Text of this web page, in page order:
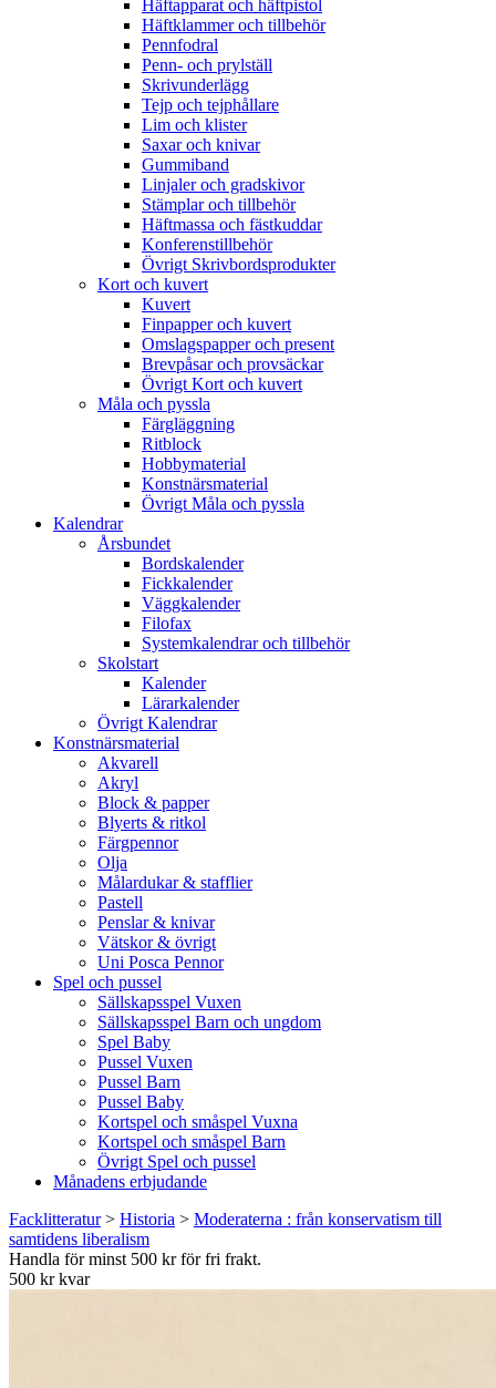
Häftapparat och häftpistol
Häftklammer och tillbehör
Pennfodral
Penn- och prylställ
Skrivunderlägg
Tejp och tejphållare
Lim och klister
Saxar och knivar
Gummiband
Linjaler och gradskivor
Stämplar och tillbehör
Häftmassa och fästkuddar
Konferenstillbehör
Övrigt Skrivbordsprodukter
Kort och kuvert
Kuvert
Finpapper och kuvert
Omslagspapper och present
Brevpåsar och provsäckar
Övrigt Kort och kuvert
Måla och pyssla
Färgläggning
Ritblock
Hobbymaterial
Konstnärsmaterial
Övrigt Måla och pyssla
Kalendrar
Årsbundet
Bordskalender
Fickkalender
Väggkalender
Filofax
Systemkalendrar och tillbehör
Skolstart
Kalender
Lärarkalender
Övrigt Kalendrar
Konstnärsmaterial
Akvarell
Akryl
Block & papper
Blyerts & ritkol
Färgpennor
Olja
Målardukar & stafflier
Pastell
Penslar & knivar
Vätskor & övrigt
Uni Posca Pennor
Spel och pussel
Sällskapsspel Vuxen
Sällskapsspel Barn och ungdom
Spel Baby
Pussel Vuxen
Pussel Barn
Pussel Baby
Kortspel och småspel Vuxna
Kortspel och småspel Barn
Övrigt Spel och pussel
Månadens erbjudande
Facklitteratur> Historia > Moderaterna : från konservatism till
samtidens liberalism
Handla för minst 500 kr för fri frakt.
500 kr kvar